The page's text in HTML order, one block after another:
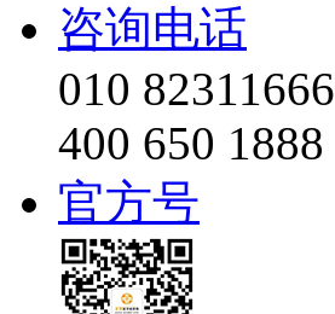
咨询电话
010 82311666
400 650 1888
官方号